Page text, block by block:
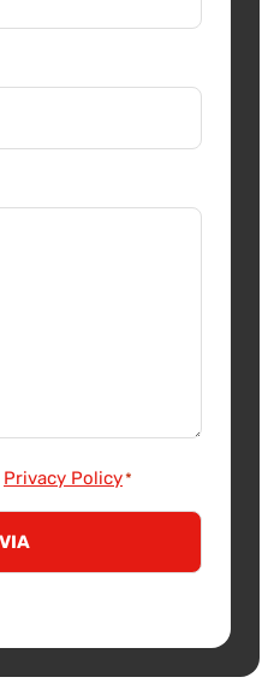
Privacy Policy*